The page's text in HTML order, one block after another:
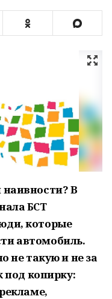
В
БСТ
которые
автомобиль.
не такую и не за
под копирку: